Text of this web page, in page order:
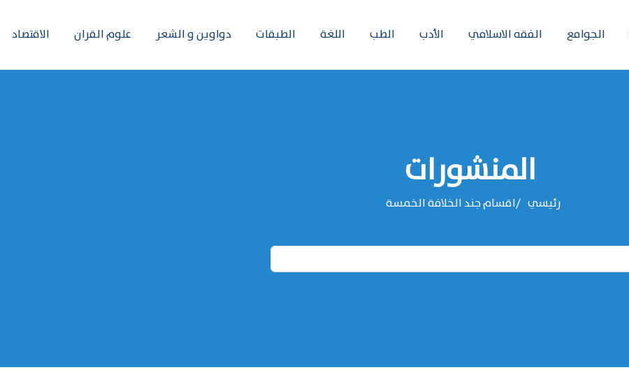
الجوامع الفقه الاسلامي الأدب الطب اللغة الطبقات دواوين و الشعر علوم القران الاقتصاد
المنشورات
رئيسي اقسام جند الخلافة الخمسة